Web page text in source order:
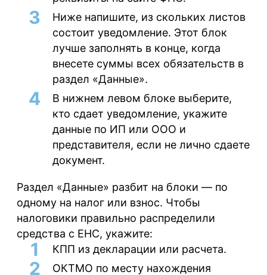
Ниже напишите, из скольких листов
состоит уведомление. Этот блок
лучше заполнять в конце, когда
внесете суммы всех обязательств в
раздел «Данные».
В нижнем левом блоке выберите,
кто сдает уведомление, укажите
данные по ИП или ООО и
представителя, если не лично сдаете
документ.
Раздел «Данные» разбит на блоки — по
одному на налог или взнос. Чтобы
налоговики правильно распределили
средства с ЕНС, укажите:
КПП из декларации или расчета.
ОКТМО по месту нахождения